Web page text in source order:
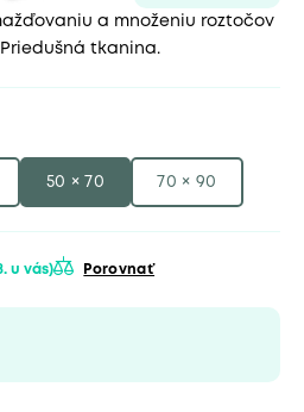
a množeniu roztočov
tkanina.
50 × 70 70 × 90
u vás) Porovnať